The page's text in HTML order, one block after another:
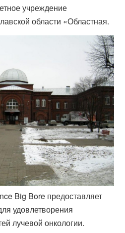
учреждение
области «Областная.
Big Bore предоставляет
удовлетворения
лучевой онкологии.